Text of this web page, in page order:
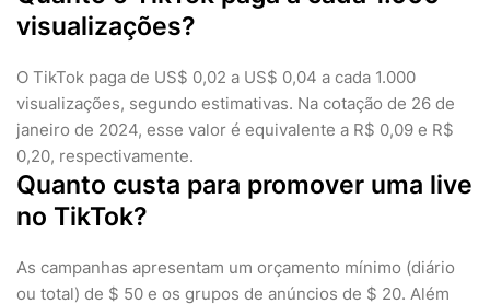
visualizações?
O TikTok paga de US$ 0,02 a US$ 0,04 a cada 1.000
visualizações, segundo estimativas. Na cotação de 26 de
janeiro de 2024, esse valor é equivalente a R$ 0,09 e R$
0,20, respectivamente.
Quanto custa para promover uma live
no TikTok?
As campanhas apresentam um orçamento mínimo (diário
ou total) de $ 50 e os grupos de anúncios de $ 20. Além